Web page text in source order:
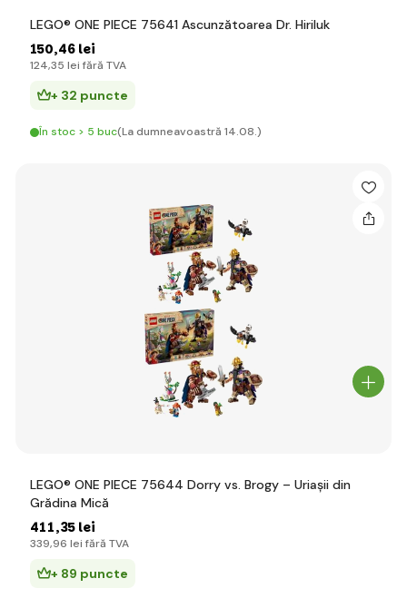
LEGO® ONE PIECE 75641 Ascunzătoarea Dr. Hiriluk
150,46 lei
124,35 lei fără TVA
+ 32 puncte
În stoc > 5 buc(La dumneavoastră 14.08.)
LEGO® ONE PIECE 75644 Dorry vs. Brogy – Uriașii din
Grădina Mică
411,35 lei
339,96 lei fără TVA
+ 89 puncte